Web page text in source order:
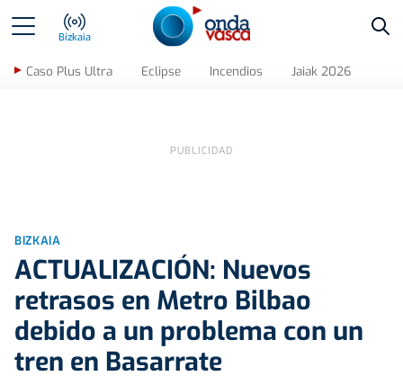
Bizkaia
Caso Plus Ultra Eclipse Incendios Jaiak 2026
BIZKAIA
ACTUALIZACIÓN: Nuevos
retrasos en Metro Bilbao
debido a un problema con un
tren en Basarrate